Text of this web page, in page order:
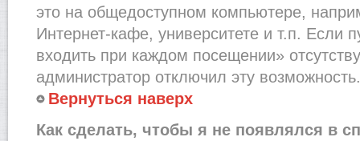
это на общедоступном компьютере,
Интернет-кафе, университете и т.п. Если
входить при каждом посещении»
администратор отключил эту возможность.
Вернуться наверх
Как сделать, чтобы я не появлялся в